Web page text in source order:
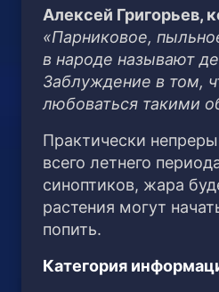
Алексей Григорьев,
«Парниковое,
в народе называют
Заблуждение в том,
любоваться такими
Практически
всего летнего
синоптиков, жара
растения могут
попить.
Категория